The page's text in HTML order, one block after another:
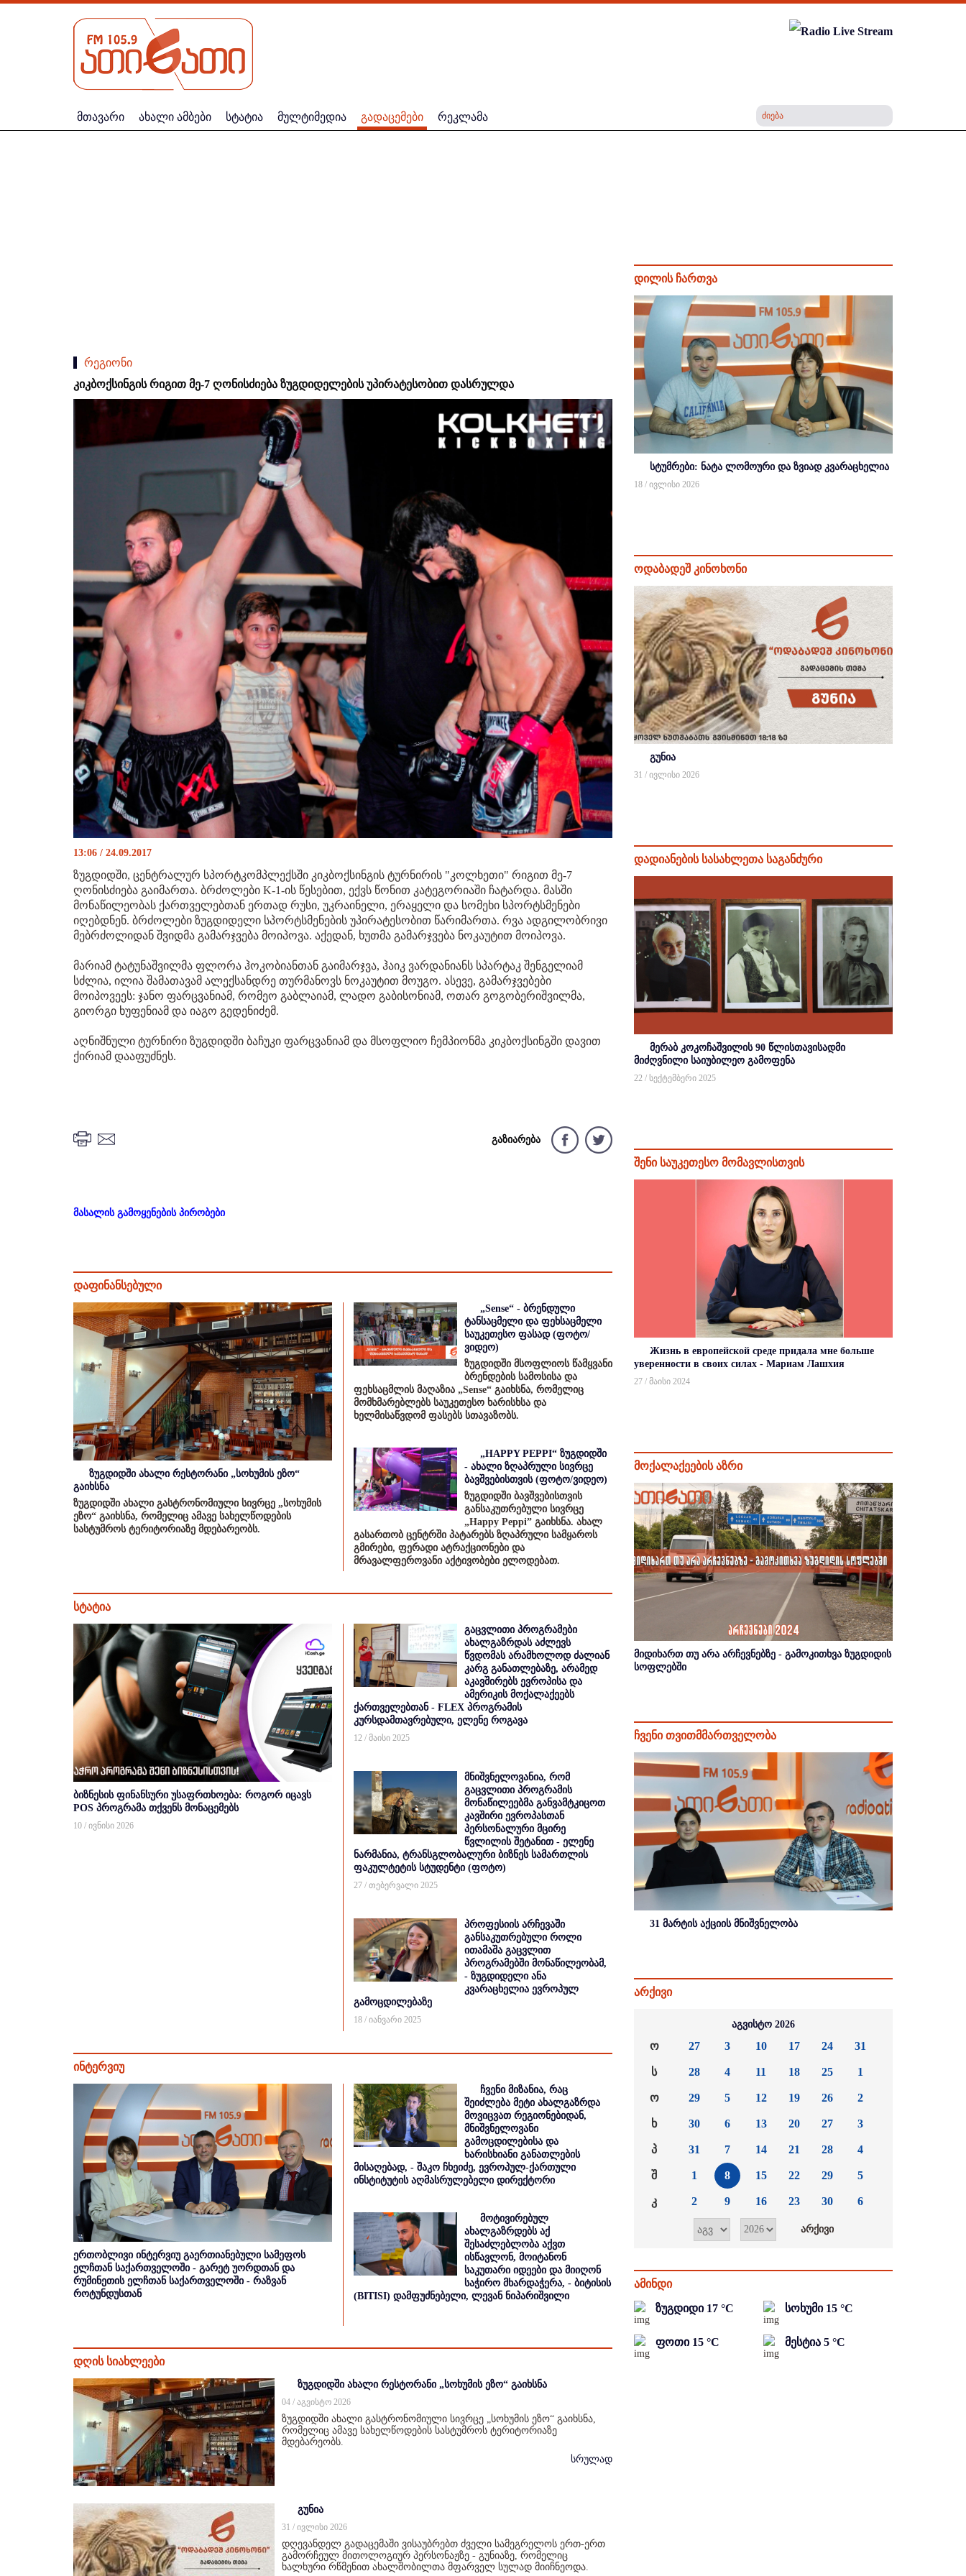
მთავარი ახალი ამბები სტატია მულტიმედია გადაცემები რეკლამა
რეგიონი
კიკბოქსინგის რიგით მე-7 ღონისძიება ზუგდიდელების უპირატესობით დასრულდა
13:06 / 24.09.2017
ზუგდიდში, ცენტრალურ სპორტკომპლექსში კიკბოქსინგის ტურნირის "კოლხეთი" რიგით მე-7
ღონისძიება გაიმართა. ბრძოლები K-1-ის წესებით, ექვს წონით კატეგორიაში ჩატარდა. მასში
მონაწილეობას ქართველებთან ერთად რუსი, უკრაინელი, ერაყელი და სომეხი სპორტსმენები
იღებდნენ. ბრძოლები ზუგდიდელი სპორტსმენების უპირატესობით წარიმართა. რვა ადგილობრივი
მებრძოლიდან შვიდმა გამარჯვება მოიპოვა. აქედან, ხუთმა გამარჯვება ნოკაუტით მოიპოვა.
მარიამ ტატუნაშვილმა ფლორა ჰოკობიანთან გაიმარჯვა, ჰაიკ ვარდანიანს სპარტაკ შენგელიამ
სძლია, ილია შამათავამ ალექსანდრე თურმანოვს ნოკაუტით მოუგო. ასევე, გამარჯვებები
მოიპოვეეს: ჯანო ფარცვანიამ, რომეო გაბლაიამ, ლადო გაბისონიამ, ოთარ გოგობერიშვილმა,
გიორგი ხუფენიამ და იაგო გედენიძემ.
აღნიშნული ტურნირი ზუგდიდში ბაჩუკი ფარცვანიამ და მსოფლიო ჩემპიონმა კიკბოქსინგში დავით
ქირიამ დააფუძნეს.
გაზიარება
მასალის გამოყენების პირობები
დაფინანსებული
ზუგდიდში ახალი რესტორანი „სოხუმის ეზო“
გაიხსნა
ზუგდიდში ახალი გასტრონომიული სივრცე „სოხუმის
ეზო“ გაიხსნა, რომელიც ამავე სახელწოდების
სასტუმროს ტერიტორიაზე მდებარეობს.
„Sense“ - ბრენდული
ტანსაცმელი და ფეხსაცმელი
საუკეთესო ფასად (ფოტო/
ვიდეო)
ზუგდიდში მსოფლიოს წამყვანი
ბრენდების სამოსისა და
ფეხსაცმლის მაღაზია „Sense“ გაიხსნა, რომელიც
მომხმარებლებს საუკეთესო ხარისხსა და
ხელმისაწვდომ ფასებს სთავაზობს.
„HAPPY PEPPI“ ზუგდიდში
- ახალი ზღაპრული სივრცე
ბავშვებისთვის (ფოტო/ვიდეო)
ზუგდიდში ბავშვებისთვის
განსაკუთრებული სივრცე
„Happy Peppi” გაიხსნა. ახალ
გასართობ ცენტრში პატარებს ზღაპრული სამყაროს
გმირები, ფერადი ატრაქციონები და
მრავალფეროვანი აქტივობები ელოდებათ.
სტატია
ბიზნესის ფინანსური უსაფრთხოება: როგორ იცავს
POS პროგრამა თქვენს მონაცემებს
10 / ივნისი 2026
გაცვლითი პროგრამები
ახალგაზრდას აძლევს
წვდომას არამხოლოდ ძალიან
კარგ განათლებაზე, არამედ
აკავშირებს ევროპისა და
ამერიკის მოქალაქეებს
ქართველებთან - FLEX პროგრამის
კურსდამთავრებული, ელენე როგავა
12 / მაისი 2025
მნიშვნელოვანია, რომ
გაცვლითი პროგრამის
მონაწილეებმა განვამტკიცოთ
კავშირი ევროპასთან
პერსონალური მცირე
წვლილის შეტანით - ელენე
ნარმანია, ტრანსგლობალური ბიზნეს სამართლის
ფაკულტეტის სტუდენტი (ფოტო)
27 / თებერვალი 2025
პროფესიის არჩევაში
განსაკუთრებული როლი
ითამაშა გაცვლით
პროგრამებში მონაწილეობამ,
- ზუგდიდელი ანა
კვარაცხელია ევროპულ
გამოცდილებაზე
18 / იანვარი 2025
ინტერვიუ
ერთობლივი ინტერვიუ გაერთიანებული სამეფოს
ელჩთან საქართველოში - გარეტ უორდთან და
რუმინეთის ელჩთან საქართველოში - რაზვან
როტუნდუსთან
ჩვენი მიზანია, რაც
შეიძლება მეტი ახალგაზრდა
მოვიცვათ რეგიონებიდან,
მნიშვნელოვანი
გამოცდილებისა და
ხარისხიანი განათლების
მისაღებად, - შაკო ჩხეიძე, ევროპულ-ქართული
ინსტიტუტის აღმასრულებელი დირექტორი
მოტივირებულ
ახალგაზრდებს აქ
შესაძლებლობა აქვთ
ისწავლონ, მოიტანონ
საკუთარი იდეები და მიიღონ
საჭირო მხარდაჭერა, - ბიტისის
(BITISI) დამფუძნებელი, ლევან ნიპარიშვილი
დღის სიახლეები
ზუგდიდში ახალი რესტორანი „სოხუმის ეზო“ გაიხსნა
04 / აგვისტო 2026
ზუგდიდში ახალი გასტრონომიული სივრცე „სოხუმის ეზო“ გაიხსნა,
რომელიც ამავე სახელწოდების სასტუმროს ტერიტორიაზე
მდებარეობს.
სრულად
გუნია
31 / ივლისი 2026
დღევანდელ გადაცემაში ვისაუბრებთ ძველი სამეგრელოს ერთ-ერთ
გამორჩეულ მითოლოგიურ პერსონაჟზე - გუნიაზე, რომელიც
ხალხური რწმენით ახალშობილთა მფარველ სულად მიიჩნეოდა.
დილის ჩართვა
სტუმრები: ნატა ლომოური და ზვიად კვარაცხელია
18 / ივლისი 2026
ოდაბადეშ კინოხონი
გუნია
31 / ივლისი 2026
დადიანების სასახლეთა საგანძური
მერაბ კოკოჩაშვილის 90 წლისთავისადმი
მიძღვნილი საიუბილეო გამოფენა
22 / სექტემბერი 2025
შენი საუკეთესო მომავლისთვის
Жизнь в европейской среде придала мне больше
уверенности в своих силах - Мариам Лашхия
27 / მაისი 2024
მოქალაქეების აზრი
მიდიხართ თუ არა არჩევნებზე - გამოკითხვა ზუგდიდის
სოფლებში
ჩვენი თვითმმართველობა
31 მარტის აქციის მნიშვნელობა
არქივი
აგვისტო 2026
ო
ს
ო
ხ
პ
შ
კ
27
28
29
30
31
1
2
3
4
5
6
7
8
9
10
11
12
13
14
15
16
17
18
19
20
21
22
23
24
25
26
27
28
29
30
31
1
2
3
4
5
6
ამინდი
ზუგდიდი 17 °C სოხუმი 15 °C
ფოთი 15 °C მესტია 5 °C